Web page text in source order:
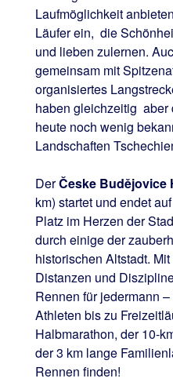
Laufmöglichkeit
Läufer ein, die
und lieben zulernen.
gemeinsam mit
organisiertes
haben gleichzeitig aber
heute noch wenig
Landschaften
DerČeske Budějovice
km) startet und endet
Platz im Herzen der
durch einige der
historischen Altstadt.
Distanzen und
Rennen für jedermann
Athleten bis zu
Halbmarathon, der 10-
der 3 km lange
Rennen finden!